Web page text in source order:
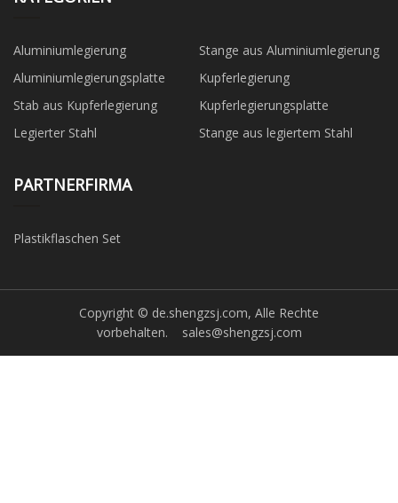
Aluminiumlegierung
Stange aus Aluminiumlegierung
Aluminiumlegierungsplatte
Kupferlegierung
Stab aus Kupferlegierung
Kupferlegierungsplatte
Legierter Stahl
Stange aus legiertem Stahl
PARTNERFIRMA
Plastikflaschen Set
Copyright © de.shengzsj.com, Alle Rechte
vorbehalten. sales@shengzsj.com